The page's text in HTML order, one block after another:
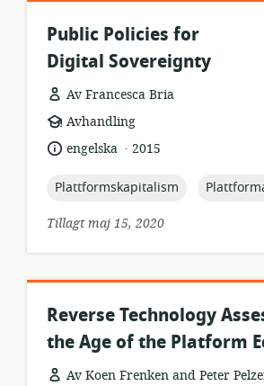
Public Policies for
Digital Sovereignty
Av Francesca Bria
resursformat:
Avhandling
språk:engelska .
publiceringsdatum:
2015
topic:
Plattformskapitalism topic:
Tillagt maj 15, 2020
Reverse Technology
the Age of the Platform
Av Koen Frenken and Peter